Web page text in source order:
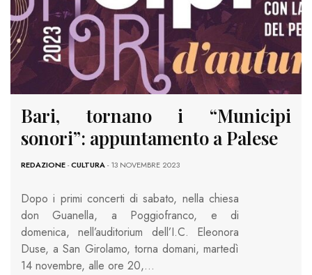
Bari, tornano i “Municipi
sonori”: appuntamento a Palese
REDAZIONE-CULTURA- 13 NOVEMBRE 2023
Dopo i primi concerti di sabato, nella chiesa
don Guanella, a Poggiofranco, e di
domenica, nell’auditorium dell’I.C. Eleonora
Duse, a San Girolamo, torna domani, martedì
14 novembre, alle ore 20,…